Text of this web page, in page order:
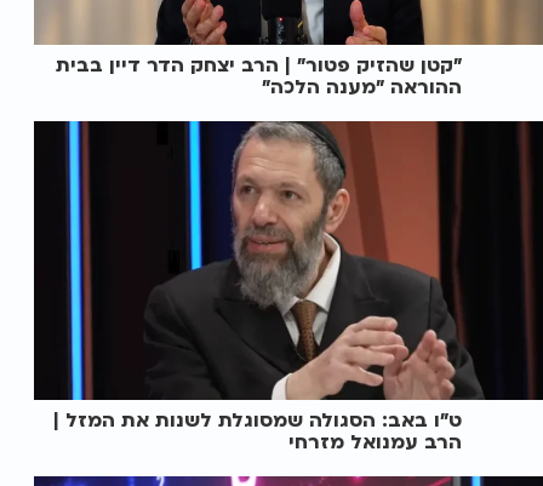
"קטן שהזיק פטור" | הרב יצחק הדר דיין בבית
ההוראה "מענה הלכה"
ט"ו באב: הסגולה שמסוגלת לשנות את המזל |
הרב עמנואל מזרחי